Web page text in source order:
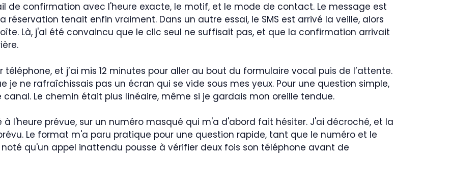
de confirmation avec l'heure exacte, le motif, et le mode de contact. Le message est
tenait enfin vraiment. Dans un autre essai, le SMS est arrivé la veille, alors
Là, j'ai été convaincu que le clic seul ne suffisait pas, et que la confirmation arrivait
téléphone, et j’ai mis 12 minutes pour aller au bout du formulaire vocal puis de l’attente.
je ne rafraîchissais pas un écran qui se vide sous mes yeux. Pour une question simple,
canal. Le chemin était plus linéaire, même si je gardais mon oreille tendue.
l'heure prévue, sur un numéro masqué qui m'a d'abord fait hésiter. J'ai décroché, et la
Le format m'a paru pratique pour une question rapide, tant que le numéro et le
qu'un appel inattendu pousse à vérifier deux fois son téléphone avant de